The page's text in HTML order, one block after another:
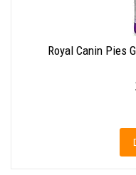
Royal Canin Pies